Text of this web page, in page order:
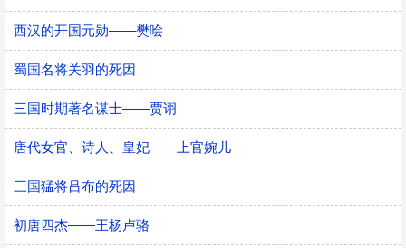
西汉的开国元勋——樊哙
蜀国名将关羽的死因
三国时期著名谋士——贾诩
唐代女官、诗人、皇妃——上官婉儿
三国猛将吕布的死因
初唐四杰——王杨卢骆